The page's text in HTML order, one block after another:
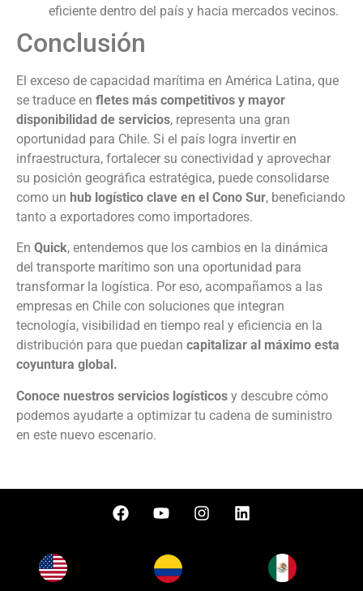
eficiente dentro del país y hacia mercados vecinos.
Conclusión
El exceso de capacidad marítima en América Latina, que
se traduce en fletes más competitivos y mayor
disponibilidad de servicios, representa una gran
oportunidad para Chile. Si el país logra invertir en
infraestructura, fortalecer su conectividad y aprovechar
su posición geográfica estratégica, puede consolidarse
como un hub logístico clave en el Cono Sur, beneficiando
tanto a exportadores como importadores.
En Quick, entendemos que los cambios en la dinámica
del transporte marítimo son una oportunidad para
transformar la logística. Por eso, acompañamos a las
empresas en Chile con soluciones que integran
tecnología, visibilidad en tiempo real y eficiencia en la
distribución para que puedan capitalizar al máximo esta
coyuntura global.
Conoce nuestros servicios logísticos y descubre cómo
podemos ayudarte a optimizar tu cadena de suministro
en este nuevo escenario.